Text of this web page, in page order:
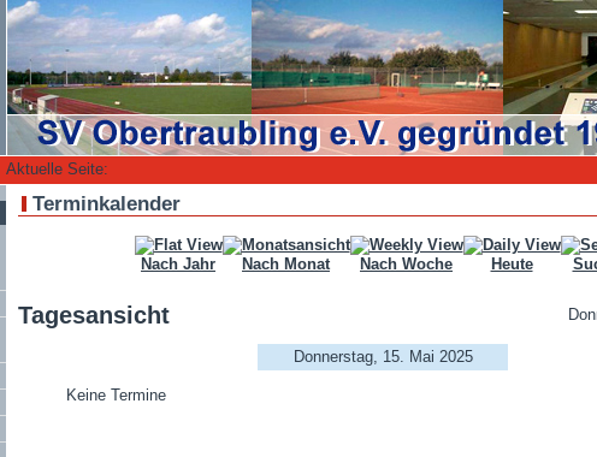
Aktuelle Seite:
Terminkalender
Nach Jahr Nach Monat Nach Woche Heute
Tagesansicht
Donnerstag, 15. Mai 2025
Keine Termine